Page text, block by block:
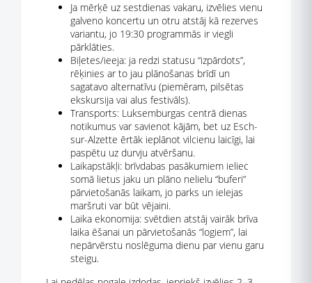
Ja mērķē uz sestdienas vakaru, izvēlies vienu
galveno koncertu un otru atstāj kā rezerves
variantu, jo 19:30 programmās ir viegli
pārklāties.
Biļetes/ieeja: ja redzi statusu “izpārdots”,
rēķinies ar to jau plānošanas brīdī un
sagatavo alternatīvu (piemēram, pilsētas
ekskursija vai alus festivāls).
Transports: Luksemburgas centrā dienas
notikumus var savienot kājām, bet uz Esch-
sur-Alzette ērtāk ieplānot vilcienu laicīgi, lai
paspētu uz durvju atvēršanu.
Laikapstākļi: brīvdabas pasākumiem ieliec
somā lietus jaku un plāno nelielu “buferi”
pārvietošanās laikam, jo parks un ielejas
maršruti var būt vējaini.
Laika ekonomija: svētdien atstāj vairāk brīva
laika ēšanai un pārvietošanās “logiem”, lai
nepārvērstu noslēguma dienu par vienu garu
steigu.